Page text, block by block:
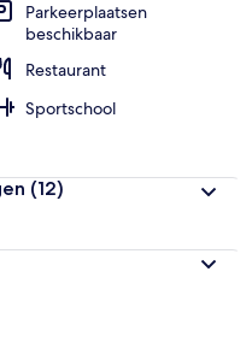
Parkeerplaatsen
beschikbaar
Restaurant
Sportschool
(12)